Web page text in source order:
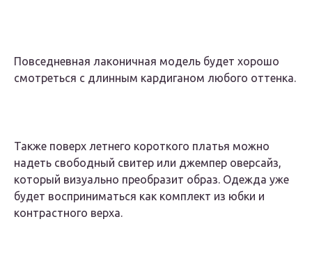
Повседневная лаконичная модель будет хорошо
смотреться с длинным кардиганом любого оттенка.
Также поверх летнего короткого платья можно
надеть свободный свитер или джемпер оверсайз,
который визуально преобразит образ. Одежда уже
будет восприниматься как комплект из юбки и
контрастного верха.